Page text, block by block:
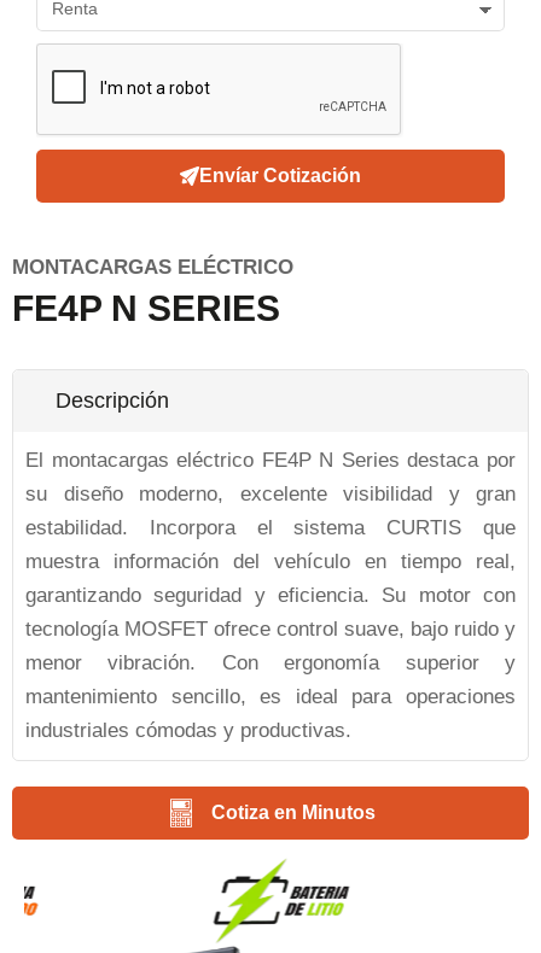
Envíar Cotización
MONTACARGAS ELÉCTRICO
FE4P N SERIES
Descripción
El montacargas eléctrico FE4P N Series destaca por
su diseño moderno, excelente visibilidad y gran
estabilidad. Incorpora el sistema CURTIS que
muestra información del vehículo en tiempo real,
garantizando seguridad y eficiencia. Su motor con
tecnología MOSFET ofrece control suave, bajo ruido y
menor vibración. Con ergonomía superior y
mantenimiento sencillo, es ideal para operaciones
industriales cómodas y productivas.
Cotiza en Minutos